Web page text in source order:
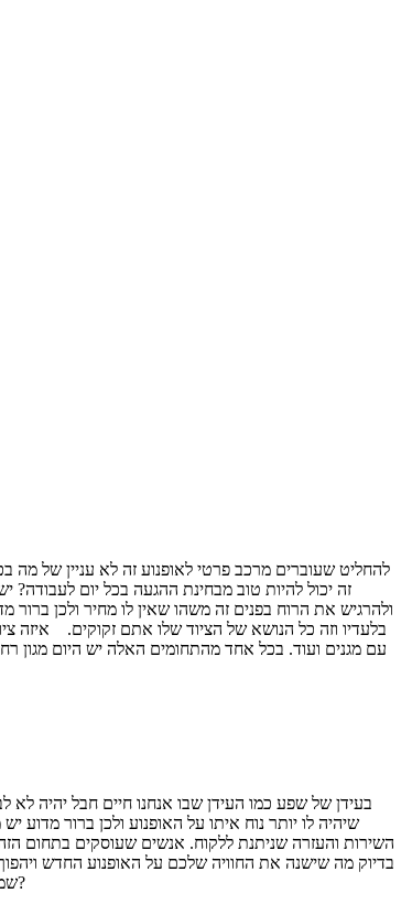
להחליט שעוברים מרכב פרטי לאופנוע זה לא עניין של
זה יכול להיות טוב מבחינת ההגעה בכל יום
ולהרגיש את הרוח בפנים זה משהו שאין לו מחיר ולכן
בלעדיו וזה כל הנושא של הציוד שלו אתם זקוקים. איזה
עם מגנים ועוד. בכל אחד מהתחומים האלה יש היום
בעידן של שפע כמו העידן שבו אנחנו חיים חבל יהיה
שיהיה לו יותר נוח איתו על האופנוע ולכן ברור
השירות והעזרה שניתנת ללקוח. אנשים שעוסקים בתחום הזה
בדיוק מה שישנה את החוויה שלכם על האופנוע החדש
שמתאים לכם, אתם תראו שלא תרצו בכלל לרדת מהאופנוע, אז למה אתם מחכים?